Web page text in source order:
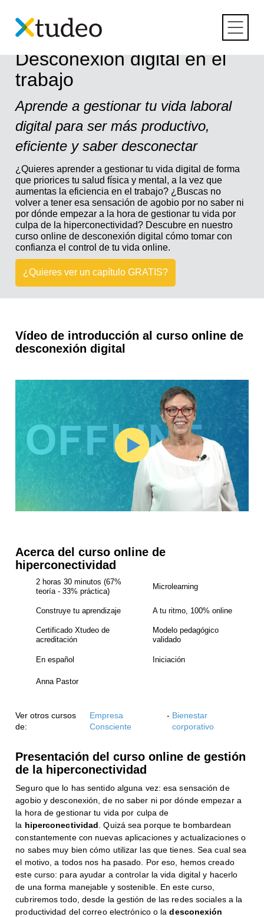
contentCurso online de
Desconexión digital en el
trabajo
Aprende a gestionar tu vida laboral
digital para ser más productivo,
eficiente y saber desconectar
¿Quieres aprender a gestionar tu vida digital de forma
que priorices tu salud física y mental, a la vez que
aumentas la eficiencia en el trabajo? ¿Buscas no
volver a tener esa sensación de agobio por no saber ni
por dónde empezar a la hora de gestionar tu vida por
culpa de la hiperconectividad? Descubre en nuestro
curso online de desconexión digital cómo tomar con
confianza el control de tu vida online.
¿Quieres ver un capítulo GRATIS?
Vídeo de introducción al curso online de
desconexión digital
Acerca del curso online de
hiperconectividad
2 horas 30 minutos (67%
teoría - 33% práctica)
Microlearning
Construye tu aprendizaje A tu ritmo, 100% online
Certificado Xtudeo de
acreditación
Modelo pedagógico
validado
En español Iniciación
Anna Pastor
Ver otros cursos
de:
Empresa
Consciente
- Bienestar
corporativo
Presentación del curso online de gestión
de la hiperconectividad
Seguro que lo has sentido alguna vez: esa sensación de
agobio y desconexión, de no saber ni por dónde empezar a
la hora de gestionar tu vida por culpa de
la hiperconectividad . Quizá sea porque te bombardean
constantemente con nuevas aplicaciones y actualizaciones o
no sabes muy bien cómo utilizar las que tienes. Sea cual sea
el motivo, a todos nos ha pasado. Por eso, hemos creado
este curso: para ayudar a controlar la vida digital y hacerlo
de una forma manejable y sostenible. En este curso,
cubriremos todo, desde la gestión de las redes sociales a la
productividad del correo electrónico o ladesconexión